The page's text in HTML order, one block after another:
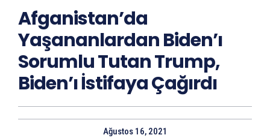
Afganistan’da
Yaşananlardan Biden’ı
Sorumlu Tutan Trump,
Biden’ı İstifaya Çağırdı
Ağustos 16, 2021